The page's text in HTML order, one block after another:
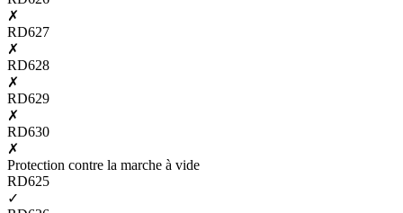
✗
RD627
✗
RD628
✗
RD629
✗
RD630
✗
Protection contre la marche à vide
RD625
✓